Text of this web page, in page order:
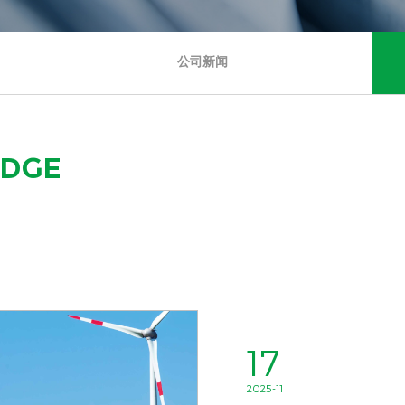
公司新闻
24
2025-09
17
2025-12
28
2025-11
17
2025-11
17
2025-11
17
2025-11
17
2025-11
17
2025-11
24
2025-09
24
2025-09
17
2025-12